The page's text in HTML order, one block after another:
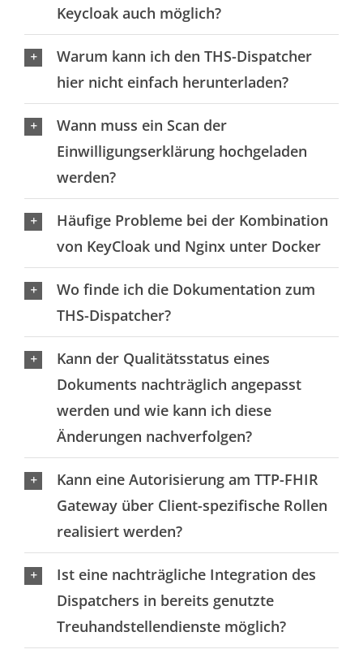
Keycloak auch möglich?
Warum kann ich den THS-Dispatcher
hier nicht einfach herunterladen?
Wann muss ein Scan der
Einwilligungserklärung hochgeladen
werden?
Häufige Probleme bei der Kombination
von KeyCloak und Nginx unter Docker
Wo finde ich die Dokumentation zum
THS-Dispatcher?
Kann der Qualitätsstatus eines
Dokuments nachträglich angepasst
werden und wie kann ich diese
Änderungen nachverfolgen?
Kann eine Autorisierung am TTP-FHIR
Gateway über Client-spezifische Rollen
realisiert werden?
Ist eine nachträgliche Integration des
Dispatchers in bereits genutzte
Treuhandstellendienste möglich?